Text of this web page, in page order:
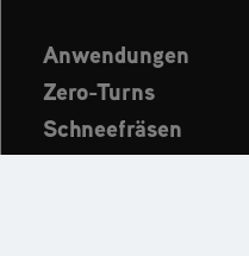
Anwendungen
Zero-Turns
Schneefräsen
Aktuelles